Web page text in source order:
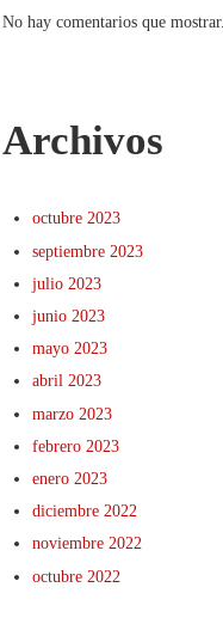
No hay comentarios que mostrar.
Archivos
octubre 2023
septiembre 2023
julio 2023
junio 2023
mayo 2023
abril 2023
marzo 2023
febrero 2023
enero 2023
diciembre 2022
noviembre 2022
octubre 2022